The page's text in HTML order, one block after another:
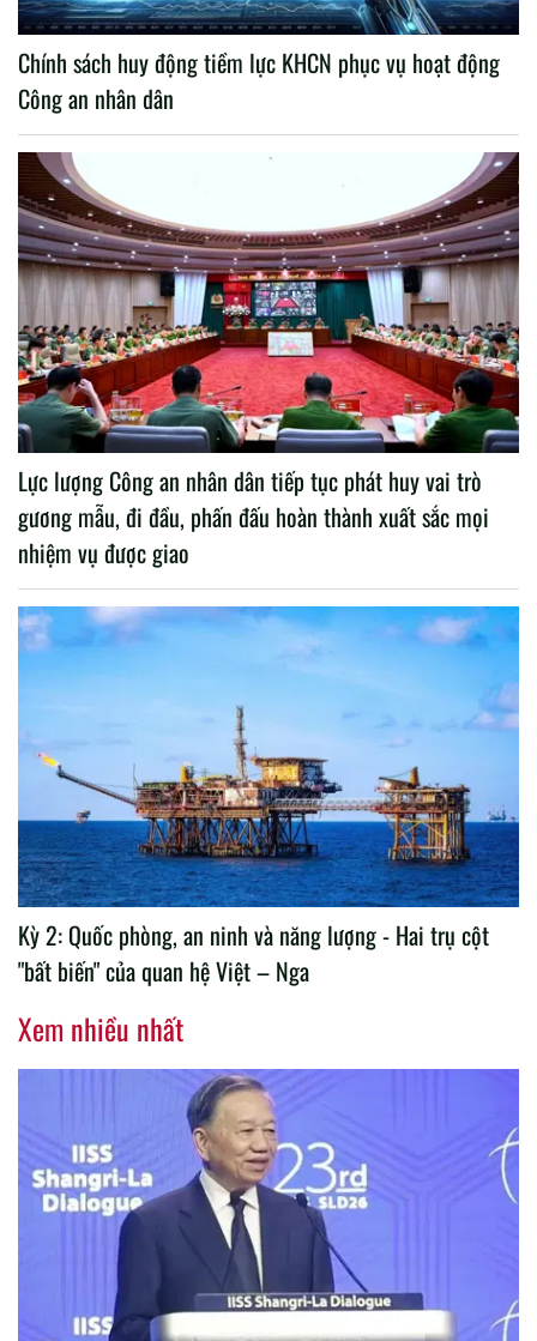
Chính sách huy động tiềm lực KHCN phục vụ hoạt động
Công an nhân dân
Lực lượng Công an nhân dân tiếp tục phát huy vai trò
gương mẫu, đi đầu, phấn đấu hoàn thành xuất sắc mọi
nhiệm vụ được giao
Kỳ 2: Quốc phòng, an ninh và năng lượng - Hai trụ cột
"bất biến" của quan hệ Việt – Nga
Xem nhiều nhất